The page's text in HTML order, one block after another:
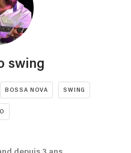
swing
BOSSA NOVA SWING